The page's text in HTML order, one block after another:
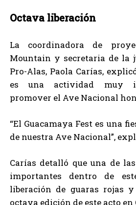
Octava liberación
La coordinadora de
Mountain y secretaria de la
Pro-Alas, Paola Carías,
es una actividad muy
promover el Ave Nacional
“El Guacamaya Fest es una
de nuestra Ave Nacional”,
Carías detalló que una de
importantes dentro de
liberación de guaras rojas
octava edición de este acto en